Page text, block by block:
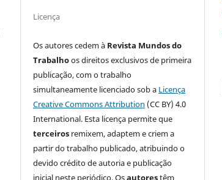
Licença
Os autores cedem à Revista Mundos do
Trabalhoos direitos exclusivos de primeira
publicação, com o trabalho
simultaneamente licenciado sob a Licença
Creative Commons Attribution (CC BY) 4.0
International. Esta licença permite que
terceiros remixem, adaptem e criem a
partir do trabalho publicado, atribuindo o
devido crédito de autoria e publicação
inicial neste periódico. Osautorestêm